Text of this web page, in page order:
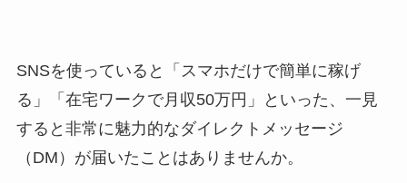
SNSを使っていると「スマホだけで簡単に稼げ
る」「在宅ワークで月収50万円」といった、一見
すると非常に魅力的なダイレクトメッセージ
（DM）が届いたことはありませんか。